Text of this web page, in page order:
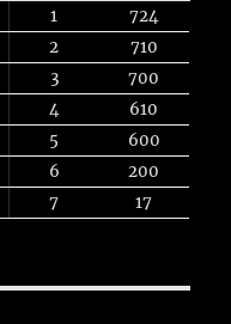
1
724
2
710
3
700
4
610
5
600
6
200
7 17